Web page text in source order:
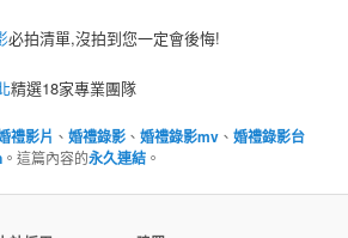
必拍清單,沒拍到您一定會後悔!
精選18家專業團隊
禮影片 、婚禮錄影 、婚禮錄影mv 、婚禮錄影台
。這篇內容的永久連結 。